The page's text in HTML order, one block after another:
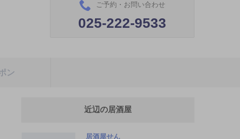
ご予約・お問い合わせ
025-222-9533
ン
近辺の居酒屋
居酒屋せん